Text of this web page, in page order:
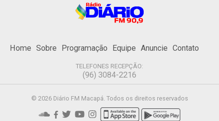
Home Sobre Programação Equipe Anuncie Contato
TELEFONES RECEPÇÃO:
(96) 3084-2216
© 2026 Diário FM Macapá. Todos os direitos reservados